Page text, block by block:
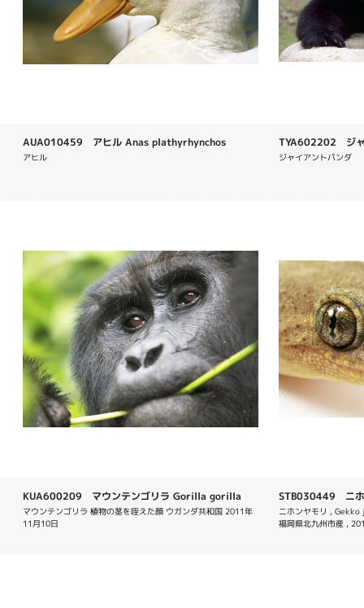
AUA010459 アヒル Anas plathyrhynchos
アヒル
TYA602202 ジ
melanoleuca
ジャイアントパンダ
KUA600209 マウンテンゴリラ Gorilla gorilla
beringei
マウンテンゴリラ 植物の茎を咥えた顔 ウガンダ共和国 2011年
11月10日
STB030449 ニ
ニホンヤモリ , Gekko
福岡県北九州市産 ,